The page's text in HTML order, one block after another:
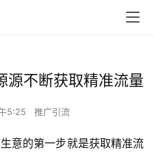
源不断获取精准流量
5:25 推广引流
意的第一步就是获取精准流